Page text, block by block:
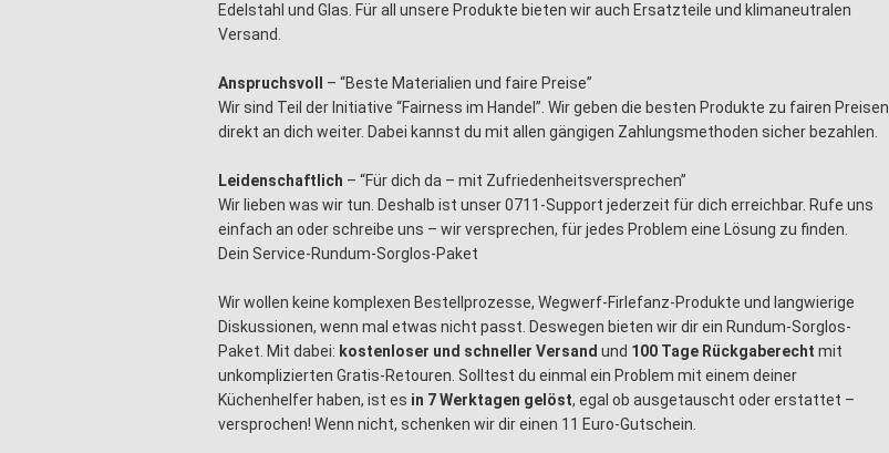
Edelstahl und Glas. Für all unsere Produkte bieten wir auch Ersatzteile und klimaneutralen
Versand.
Anspruchsvoll
– “Beste Materialien und faire Preise”
Wir sind Teil der Initiative “Fairness im Handel”. Wir geben die besten Produkte zu fairen Preisen
direkt an dich weiter. Dabei kannst du mit allen gängigen Zahlungsmethoden sicher bezahlen.
Leidenschaftlich – “Für dich da – mit Zufriedenheitsversprechen”
Wir lieben was wir tun. Deshalb ist unser 0711-Support jederzeit für dich erreichbar. Rufe uns
einfach an oder schreibe uns – wir versprechen, für jedes Problem eine Lösung zu finden.
Dein Service-Rundum-Sorglos-Paket
Wir wollen keine komplexen Bestellprozesse, Wegwerf-Firlefanz-Produkte und langwierige
Diskussionen, wenn mal etwas nicht passt. Deswegen bieten wir dir ein Rundum-Sorglos-
Paket. Mit dabei: kostenloser und schneller Versand und 100 Tage Rückgaberecht mit
unkomplizierten Gratis-Retouren. Solltest du einmal ein Problem mit einem deiner
Küchenhelfer haben, ist es in 7 Werktagen gelöst, egal ob ausgetauscht oder erstattet –
versprochen! Wenn nicht, schenken wir dir einen 11 Euro-Gutschein.